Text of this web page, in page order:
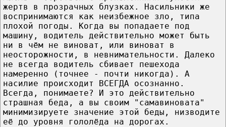
жертв в прозрачных блузках. Насильники же
воспринимаются как неизбежное зло, типа
плохой погоды. Когда вы попадаете под
машину, водитель действительно может быть
ни в чём не виноват, или виноват в
неосторожности, в невнимательности. Далеко
не всегда водитель сбивает пешехода
намеренно (точнее - почти никогда). А
насилие происходит ВСЕГДА осознанно.
Всегда, понимаете? И это действительно
страшная беда, а вы своим "самавиновата"
минимизируете значение этой беды, низводите
её до уровня гололёда на дорогах.